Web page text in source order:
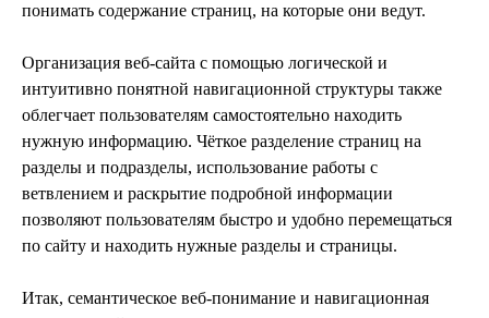
понимать содержание страниц, на которые они ведут.
Организация веб-сайта с помощью логической и
интуитивно понятной навигационной структуры также
облегчает пользователям самостоятельно находить
нужную информацию. Чёткое разделение страниц на
разделы и подразделы, использование работы с
ветвлением и раскрытие подробной информации
позволяют пользователям быстро и удобно перемещаться
по сайту и находить нужные разделы и страницы.
Итак, семантическое веб-понимание и навигационная